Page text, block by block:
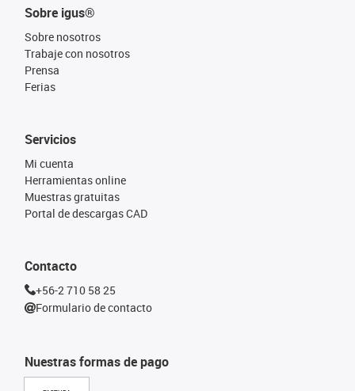
Sobre igus®
Sobre nosotros
Trabaje con nosotros
Prensa
Ferias
Nuestras formas de pago
Servicios
Mi cuenta
Herramientas online
Muestras gratuitas
Portal de descargas CAD
Contacto
+56-2 710 58 25
Formulario de contacto